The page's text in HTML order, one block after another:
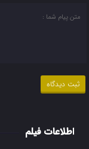
اطلاعات فیلم